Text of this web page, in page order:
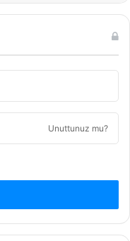
Unuttunuz mu?